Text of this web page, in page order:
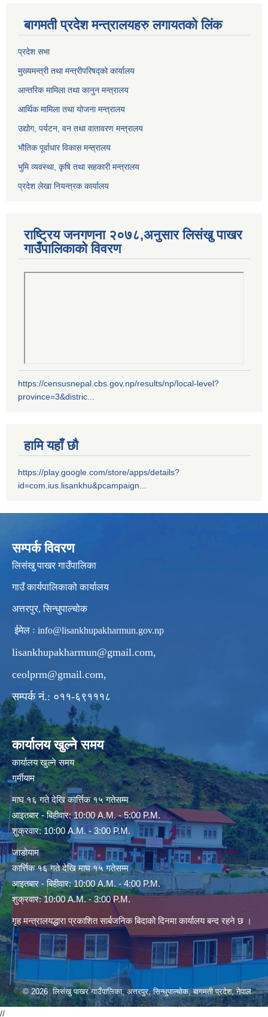
बागमती प्रदेश मन्त्रालयहरु लगायतको लिंक
प्रदेश सभा
मुख्यमन्त्री तथा मन्त्रीपरिषद्को कार्यालय
आन्तरिक मामिला तथा कानुन मन्त्रालय
आर्थिक मामिला तथा योजना मन्त्रालय
उद्योग, पर्यटन, वन तथा वातावरण मन्त्रालय
भौतिक पूर्वाधार विकास मन्त्रालय
भुमि व्यवस्था, कृषि तथा सहकारी मन्त्रालय
प्रदेश लेखा नियन्त्रक कार्यालय
राष्ट्रिय जनगणना २०७८,अनुसार लिसंखु पाखर
गाउँपालिकाको विवरण
https://censusnepal.cbs.gov.np/results/np/local-level?
province=3&distric...
हामि यहाँ छौ
https://play.google.com/store/apps/details?
id=com.ius.lisankhu&pcampaign...
सम्पर्क विवरण
लिसंखु पाखर गाउँपालिका
गाउँ कार्यपालिकाको कार्यालय
अत्तरपुर, सिन्धुपाल्चोक
ईमेल ः info@lisankhupakharmun.gov.np
lisankhupakharmun@gmail.com,
ceolprm@gmail.com,
सम्पर्क नं.: ०११-६९१११८
कार्यालय खुल्ने समय
कार्यालय खुल्ने समय
गर्मीयाम
माघ १६ गते देखि कार्त्तिक १५ गतेसम्म
आइतबार - बिहीवार: 10:00 A.M. - 5:00 P.M.
शुक्रवार: 10:00 A.M. - 3:00 P.M.
जाडोयाम
कार्त्तिक १६ गते देखि माघ १५ गतेसम्म
आइतबार - बिहीवार: 10:00 A.M. - 4:00 P.M.
शुक्रवार: 10:00 A.M. - 3:00 P.M.
गृह मन्त्रालयद्धारा प्रकाशित सार्बजनिक बिदाको दिनमा कार्यालय बन्द रहने छ ।
© 2026 लिसंखु पाखर गाउँपालिका, अत्तरपुर, सिन्धुपाल्चोक, बागमती प्रदेश, नेपाल
//